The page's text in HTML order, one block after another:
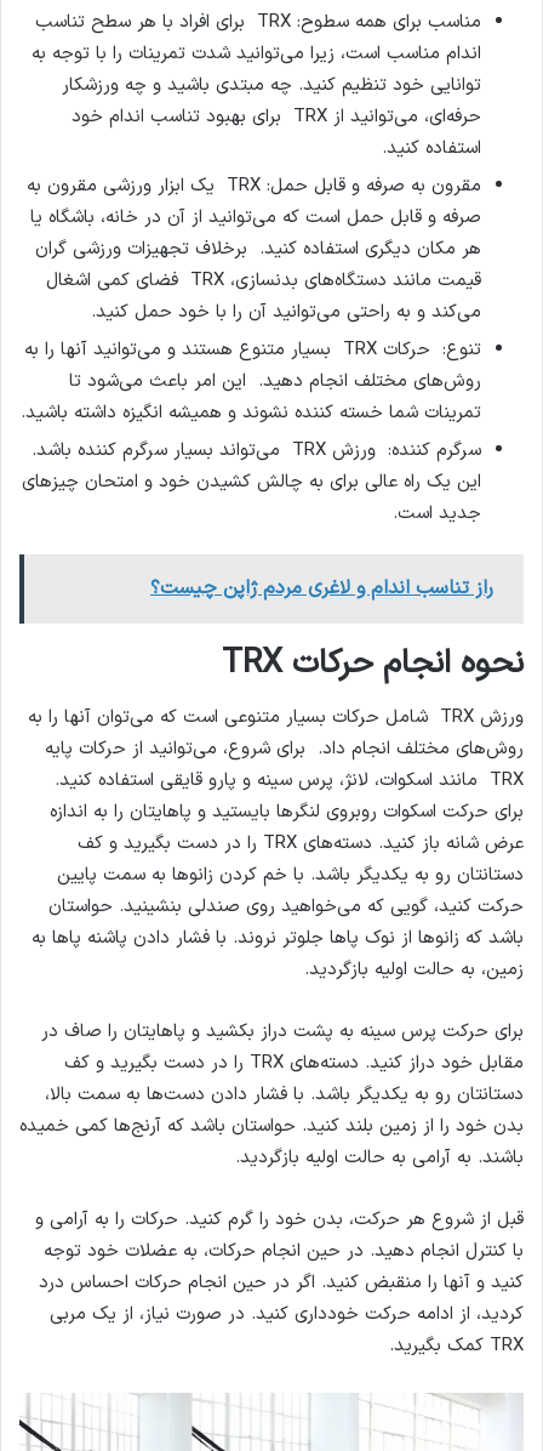
مناسب برای همه سطوح: TRX برای افراد با هر سطح تناسب
اندام مناسب است، زیرا می‌توانید شدت تمرینات را با توجه به
توانایی خود تنظیم کنید. چه مبتدی باشید و چه ورزشکار
حرفه‌ای، می‌توانید از TRX برای بهبود تناسب اندام خود
استفاده کنید.
مقرون به صرفه و قابل حمل: TRX یک ابزار ورزشی مقرون به
صرفه و قابل حمل است که می‌توانید از آن در خانه، باشگاه یا
هر مکان دیگری استفاده کنید. برخلاف تجهیزات ورزشی گران
قیمت مانند دستگاه‌های بدنسازی، TRX فضای کمی اشغال
می‌کند و به راحتی می‌توانید آن را با خود حمل کنید.
تنوع: حرکات TRX بسیار متنوع هستند و می‌توانید آنها را به
روش‌های مختلف انجام دهید. این امر باعث می‌شود تا
تمرینات شما خسته کننده نشوند و همیشه انگیزه داشته باشید.
سرگرم کننده: ورزش TRX می‌تواند بسیار سرگرم کننده باشد.
این یک راه عالی برای به چالش کشیدن خود و امتحان چیزهای
جدید است.
راز تناسب اندام و لاغری مردم ژاپن چیست؟
نحوه انجام حرکاتTRX
ورزش TRX شامل حرکات بسیار متنوعی است که می‌توان آنها را به
روش‌های مختلف انجام داد. برای شروع، می‌توانید از حرکات پایه
TRX مانند اسکوات، لانژ، پرس سینه و پارو قایقی استفاده کنید.
برای حرکت اسکوات روبروی لنگرها بایستید و پاهایتان را به اندازه
عرض شانه باز کنید. دسته‌های TRX را در دست بگیرید و کف
دستانتان رو به یکدیگر باشد. با خم کردن زانوها به سمت پایین
حرکت کنید، گویی که می‌خواهید روی صندلی بنشینید. حواستان
باشد که زانوها از نوک پاها جلوتر نروند. با فشار دادن پاشنه پاها به
زمین، به حالت اولیه بازگردید.
برای حرکت پرس سینه به پشت دراز بکشید و پاهایتان را صاف در
مقابل خود دراز کنید. دسته‌های TRX را در دست بگیرید و کف
دستانتان رو به یکدیگر باشد. با فشار دادن دست‌ها به سمت بالا،
بدن خود را از زمین بلند کنید. حواستان باشد که آرنج‌ها کمی خمیده
باشند. به آرامی به حالت اولیه بازگردید.
قبل از شروع هر حرکت، بدن خود را گرم کنید. حرکات را به آرامی و
با کنترل انجام دهید. در حین انجام حرکات، به عضلات خود توجه
کنید و آنها را منقبض کنید. اگر در حین انجام حرکات احساس درد
کردید، از ادامه حرکت خودداری کنید. در صورت نیاز، از یک مربی
TRX کمک بگیرید.